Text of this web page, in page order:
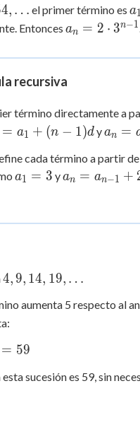
, … el primer término es
=
a1
Entonces a_n
\cdot
3^{n-
an = 2 ⋅ 3n−1
recursiva
término directamente a
= a1 + (n − 1)dya_n
a_1
\cdot
an =
cada término a partir
a_1
a1 = 3 ya_n
1} +
an = an−1 +
4, 9,
19,
\ldots
4,9, 14, 19, …
aumenta 5 respecto al
= 59
sucesión es 59, sin